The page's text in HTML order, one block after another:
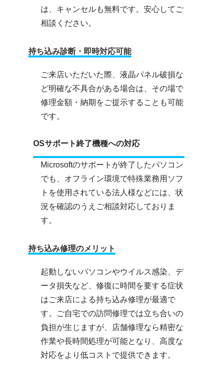
は、キャンセルも無料です。安心してご
相談ください。
持ち込み診断・即時対応可能
ご来店いただいた際、液晶パネル破損な
ど明確な不具合がある場合は、その場で
修理金額・納期をご提示することも可能
です。
OSサポート終了機種への対応
Microsoftのサポートが終了したパソコン
でも、オフライン環境で特殊業務用ソフ
トを使用されている法人様などには、状
況を確認のうえご相談対応しておりま
す。
持ち込み修理のメリット
起動しないパソコンやウイルス感染、デ
ータ損失など、修復に時間を要する症状
はご来店による持ち込み修理が最適で
す。ご自宅での訪問修理では立ち合いの
負担が生じますが、店舗修理なら精密な
作業や長時間処理が可能となり、高度な
対応をより低コストで提供できます。